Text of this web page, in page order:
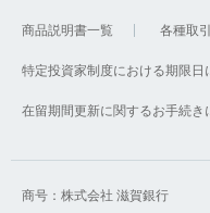
商品説明書一覧 各種取
特定投資家制度における期限日
在留期間更新に関するお手続き
商号：株式会社 滋賀銀行